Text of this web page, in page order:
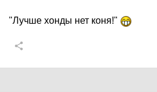
"Лучше хонды нет коня!"